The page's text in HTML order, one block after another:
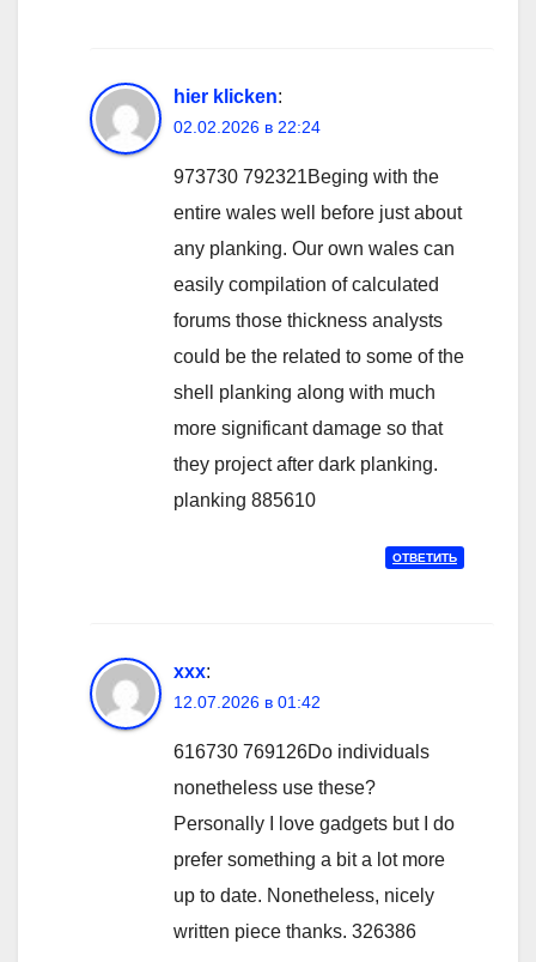
hier klicken:
02.02.2026 в 22:24
973730 792321Beging with the
entire wales well before just about
any planking. Our own wales can
easily compilation of calculated
forums those thickness analysts
could be the related to some of the
shell planking along with much
more significant damage so that
they project after dark planking.
planking 885610
ОТВЕТИТЬ
xxx:
12.07.2026 в 01:42
616730 769126Do individuals
nonetheless use these?
Personally I love gadgets but I do
prefer something a bit a lot more
up to date. Nonetheless, nicely
written piece thanks. 326386